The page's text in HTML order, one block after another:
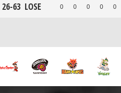
26-63 LOSE 0 0 0 0 0